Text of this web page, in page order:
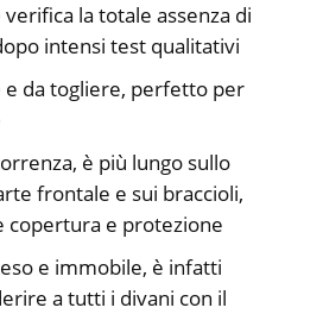
la totale assenza di
intensi test qualitativi
e da togliere, perfetto per
è più lungo sullo
frontale e sui braccioli,
copertura e protezione
e immobile, è infatti
a tutti i divani con il